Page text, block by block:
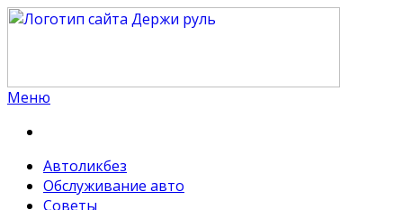
Меню
Автоликбез
Обслуживание авто
Советы